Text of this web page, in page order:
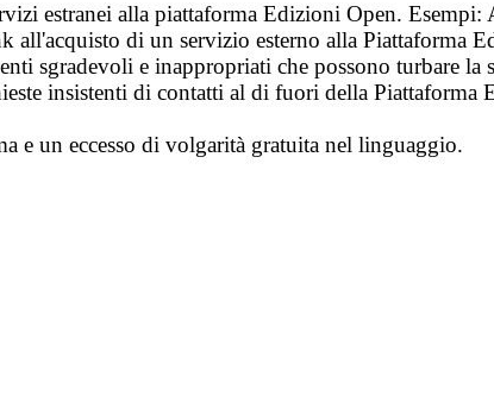
estranei alla piattaforma Edizioni Open.
di un servizio esterno alla Piattaforma
sgradevoli e inappropriati che possono turbare
insistenti di contatti al di fuori della
e un eccesso di volgarità gratuita nel linguaggio.